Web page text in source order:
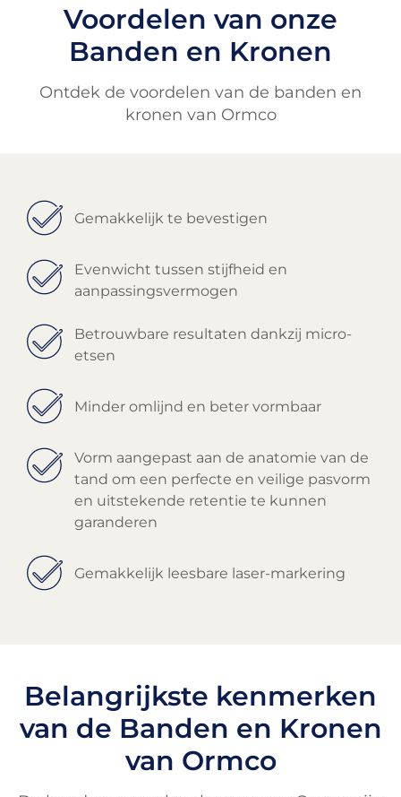
Voordelen van onze
Banden en Kronen
Ontdek de voordelen van de banden en
kronen van Ormco
Gemakkelijk te bevestigen
Evenwicht tussen stijfheid en
aanpassingsvermogen
Betrouwbare resultaten dankzij micro-
etsen
Minder omlijnd en beter vormbaar
Vorm aangepast aan de anatomie van de
tand om een perfecte en veilige pasvorm
en uitstekende retentie te kunnen
garanderen
Gemakkelijk leesbare laser-markering
Belangrijkste kenmerken
van de Banden en Kronen
van Ormco